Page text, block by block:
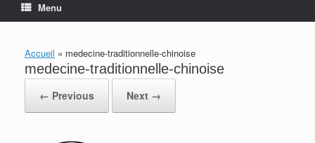
Menu
Accueil » medecine-traditionnelle-chinoise
medecine-traditionnelle-chinoise
← Previous Next →